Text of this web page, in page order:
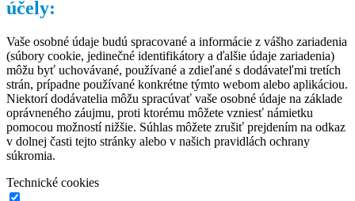
účely:
Vaše osobné údaje budú spracované a informácie z vášho zariadenia
(súbory cookie, jedinečné identifikátory a ďalšie údaje zariadenia)
môžu byť uchovávané, používané a zdieľané s dodávateľmi tretích
strán, prípadne používané konkrétne týmto webom alebo aplikáciou.
Niektorí dodávatelia môžu spracúvať vaše osobné údaje na základe
oprávneného záujmu, proti ktorému môžete vzniesť námietku
pomocou možností nižšie. Súhlas môžete zrušiť prejdením na odkaz
v dolnej časti tejto stránky alebo v našich pravidlách ochrany
súkromia.
Technické cookies